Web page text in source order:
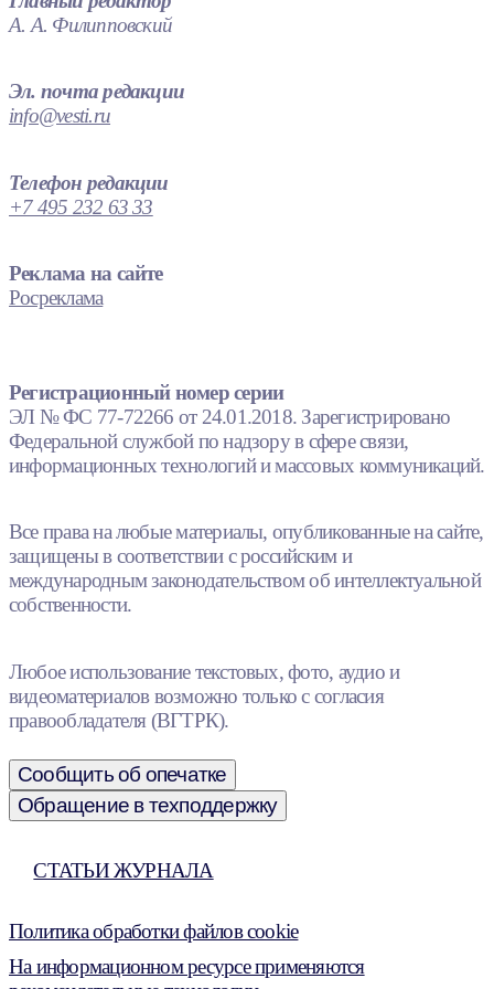
А. А. Филипповский
Эл. почта редакции
info@vesti.ru
Телефон редакции
+7 495 232 63 33
Реклама на сайте
Росреклама
Регистрационный номер серии
ЭЛ № ФС 77-72266 от 24.01.2018. Зарегистрировано
Федеральной службой по надзору в сфере связи,
информационных технологий и массовых коммуникаций.
Все права на любые материалы, опубликованные на сайте,
защищены в соответствии с российским и
международным законодательством об интеллектуальной
собственности.
Любое использование текстовых, фото, аудио и
видеоматериалов возможно только с согласия
правообладателя (ВГТРК).
Сообщить об опечатке
Обращение в техподдержку
СТАТЬИ ЖУРНАЛА
Политика обработки файлов cookie
На информационном ресурсе применяются